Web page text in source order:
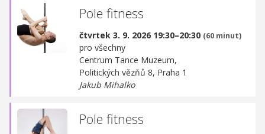
Pole fitness
čtvrtek 3. 9. 2026 19:30–20:30 (60 minut)
pro všechny
Centrum Tance Muzeum,
Politických vězňů 8, Praha 1
Jakub Mihalko
Pole fitness